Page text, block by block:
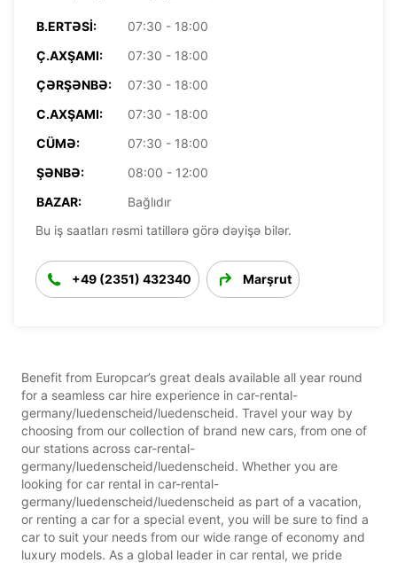
B.ERTƏSI:
07:30 - 18:00
Ç.AXŞAMI:
07:30 - 18:00
ÇƏRŞƏNBƏ:
07:30 - 18:00
C.AXŞAMI:
07:30 - 18:00
CÜMƏ:
07:30 - 18:00
ŞƏNBƏ:
08:00 - 12:00
BAZAR:
Bağlıdır
Bu iş saatları rəsmi tatillərə görə dəyişə bilər.
+49 (2351) 432340 Marşrut
Benefit from Europcar’s great deals available all year round
for a seamless car hire experience in car-rental-
germany/luedenscheid/luedenscheid. Travel your way by
choosing from our collection of brand new cars, from one of
our stations across car-rental-
germany/luedenscheid/luedenscheid. Whether you are
looking for car rental in car-rental-
germany/luedenscheid/luedenscheid as part of a vacation,
or renting a car for a special event, you will be sure to find a
car to suit your needs from our wide range of economy and
luxury models. As a global leader in car rental, we pride